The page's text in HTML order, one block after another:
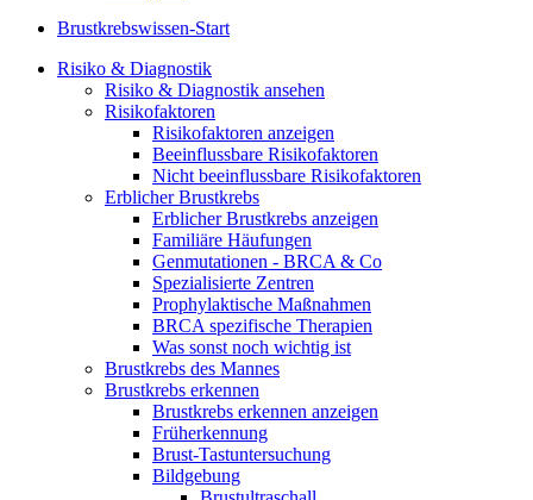
Brustkrebswissen-Start
Risiko & Diagnostik
Risiko & Diagnostik ansehen
Risikofaktoren
Risikofaktoren anzeigen
Beeinflussbare Risikofaktoren
Nicht beeinflussbare Risikofaktoren
Erblicher Brustkrebs
Erblicher Brustkrebs anzeigen
Familiäre Häufungen
Genmutationen - BRCA & Co
Spezialisierte Zentren
Prophylaktische Maßnahmen
BRCA spezifische Therapien
Was sonst noch wichtig ist
Brustkrebs des Mannes
Brustkrebs erkennen
Brustkrebs erkennen anzeigen
Früherkennung
Brust-Tastuntersuchung
Bildgebung